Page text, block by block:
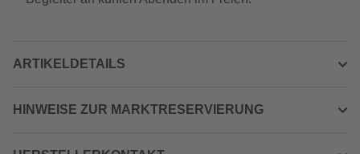
ARTIKELDETAILS
HINWEISE ZUR MARKTRESERVIERUNG